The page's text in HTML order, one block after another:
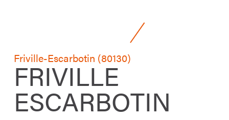
Friville-Escarbotin (80130)
FRIVILLE
ESCARBOTIN